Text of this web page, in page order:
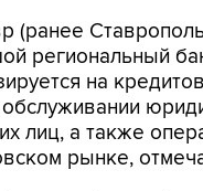
(ранее
региональный
на
лиц, а также
рынке,